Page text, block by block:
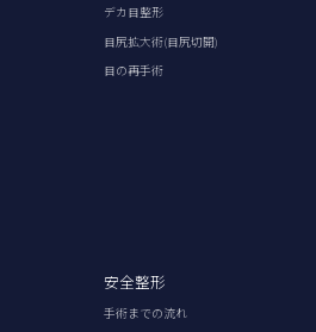
デカ目整形
目尻拡大術(目尻切開)
目の再手術
安全整形
手術までの流れ